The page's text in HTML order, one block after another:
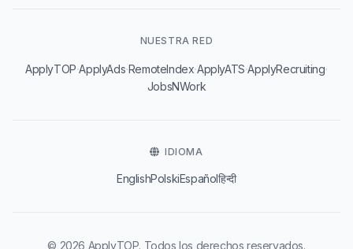
NUESTRA RED
ApplyTOP·ApplyAds·RemoteIndex·ApplyATS·ApplyRecruiting·
JobsNWork
IDIOMA
EnglishPolskiEspañolहिन्दी
© 2026 ApplyTOP. Todos los derechos reservados.